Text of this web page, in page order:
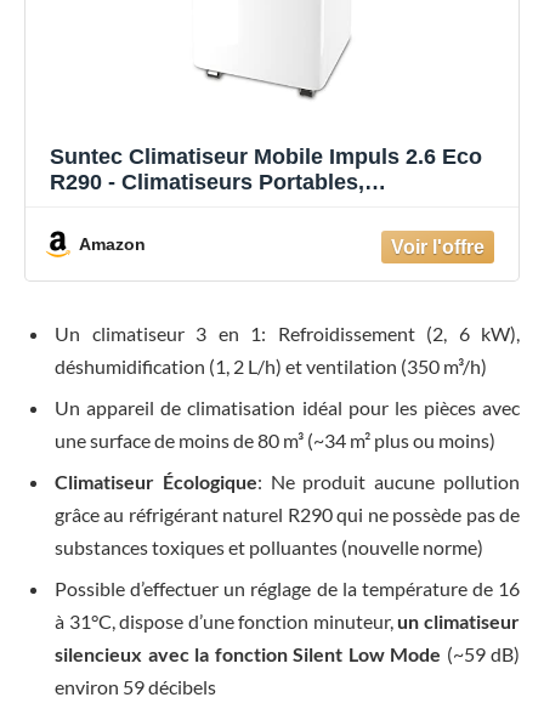
Suntec Climatiseur Mobile Impuls 2.6 Eco
R290 - Climatiseurs Portables,
2,6KW, Fonction minuterie programmable,
Télécommande | Tuyau d'évacuation
Amazon
Un climatiseur 3 en 1: Refroidissement (2, 6 kW),
déshumidification (1, 2 L/h) et ventilation (350 m³/h)
Un appareil de climatisation idéal pour les pièces avec
une surface de moins de 80 m³ (~34 m² plus ou moins)
Climatiseur Écologique: Ne produit aucune pollution
grâce au réfrigérant naturel R290 qui ne possède pas de
substances toxiques et polluantes (nouvelle norme)
Possible d’effectuer un réglage de la température de 16
à 31°C, dispose d’une fonction minuteur, un climatiseur
silencieux avec la fonction Silent Low Mode (~59 dB)
environ 59 décibels